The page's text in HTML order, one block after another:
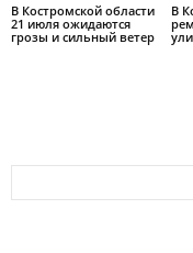
В Костромской области
21 июля ожидаются
грозы и сильный ветер
В